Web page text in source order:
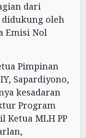
dari
didukung oleh
Emisi Nol
Pimpinan
Sapardiyono,
kesadaran
Program
Ketua MLH PP